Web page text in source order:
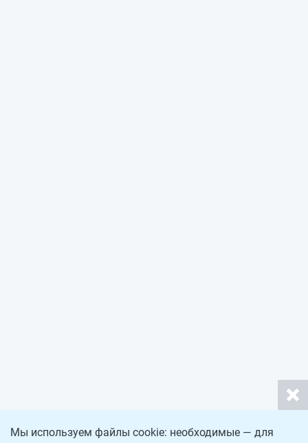
Мы используем файлы cookie: необходимые — для